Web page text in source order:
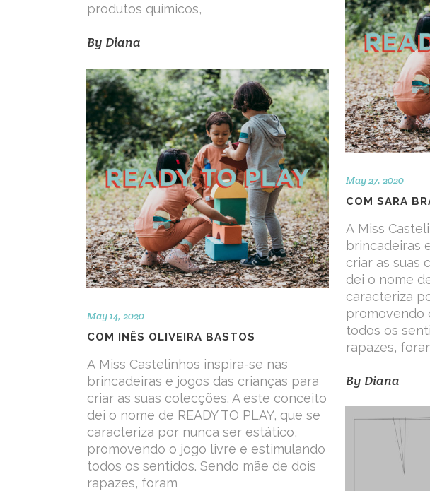
produtos químicos,
By Diana
May 27, 2020
COM SARA
A Miss
brincadeiras
criar as suas
dei o nome
caracteriza
promovendo
todos os
rapazes,
By Diana
May 14, 2020
COM INÊS OLIVEIRA BASTOS
A Miss Castelinhos inspira-se nas
brincadeiras e jogos das crianças para
criar as suas colecções. A este conceito
dei o nome de READY TO PLAY, que se
caracteriza por nunca ser estático,
promovendo o jogo livre e estimulando
todos os sentidos. Sendo mãe de dois
rapazes, foram